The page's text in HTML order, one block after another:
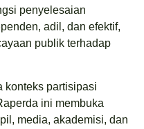
penyelesaian
adil, dan efektif,
publik terhadap
konteks partisipasi
ini membuka
media, akademisi, dan